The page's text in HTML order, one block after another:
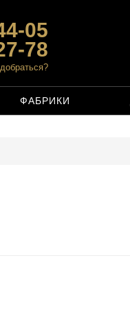
05
78
ФАБРИКИ